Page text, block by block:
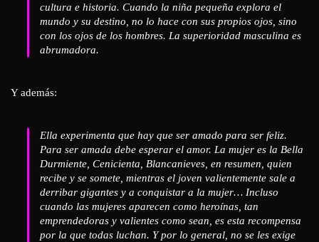
cultura e historia. Cuando la niña pequeña explora el
mundo y su destino, no lo hace con sus propios ojos, sino
con los ojos de los hombres. La superioridad masculina es
abrumadora.
Y además:
Ella experimenta que hay que ser amado para ser feliz.
Para ser amada debe esperar el amor. La mujer es la Bella
Durmiente, Cenicienta, Blancanieves, en resumen, quien
recibe y se somete, mientras el joven valientemente sale a
derribar gigantes y a conquistar a la mujer… Incluso
cuando las mujeres aparecen como heroínas, tan
emprendedoras y valientes como sean, es esta recompensa
por la que todas luchan. Y por lo general, no se les exige